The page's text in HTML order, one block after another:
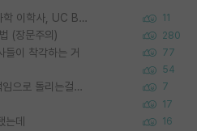
Korea University 수학, 컴퓨터과학 이학사, UC Berkeley 산업공학 대학원 공학박사가 되는 것은 쉽지 않겠죠? 11
(장문주의) 280
들이 착각하는 거 77
54
왜 후배가 못하는걸 교수님은 내 책임으로 돌리는걸까요? 7
17
데 16